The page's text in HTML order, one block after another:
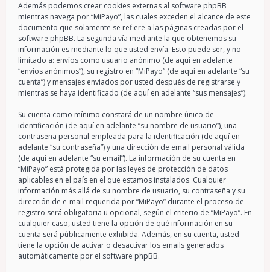
Además podemos crear cookies externas al software phpBB
mientras navega por “MiPayo”, las cuales exceden el alcance de este
documento que solamente se refiere a las páginas creadas por el
software phpBB. La segunda vía mediante la que obtenemos su
información es mediante lo que usted envía. Esto puede ser, y no
limitado a: envíos como usuario anónimo (de aquí en adelante
“envíos anónimos”), su registro en “MiPayo” (de aquí en adelante “su
cuenta”) y mensajes enviados por usted después de registrarse y
mientras se haya identificado (de aquí en adelante “sus mensajes”).
Su cuenta como mínimo constará de un nombre único de
identificación (de aquí en adelante “su nombre de usuario”), una
contraseña personal empleada para la identificación (de aquí en
adelante “su contraseña”) y una dirección de email personal válida
(de aquí en adelante “su email”). La información de su cuenta en
“MiPayo” está protegida por las leyes de protección de datos
aplicables en el país en el que estamos instalados. Cualquier
información más allá de su nombre de usuario, su contraseña y su
dirección de e-mail requerida por “MiPayo” durante el proceso de
registro será obligatoria u opcional, según el criterio de “MiPayo”. En
cualquier caso, usted tiene la opción de qué información en su
cuenta será públicamente exhibida. Además, en su cuenta, usted
tiene la opción de activar o desactivar los emails generados
automáticamente por el software phpBB.